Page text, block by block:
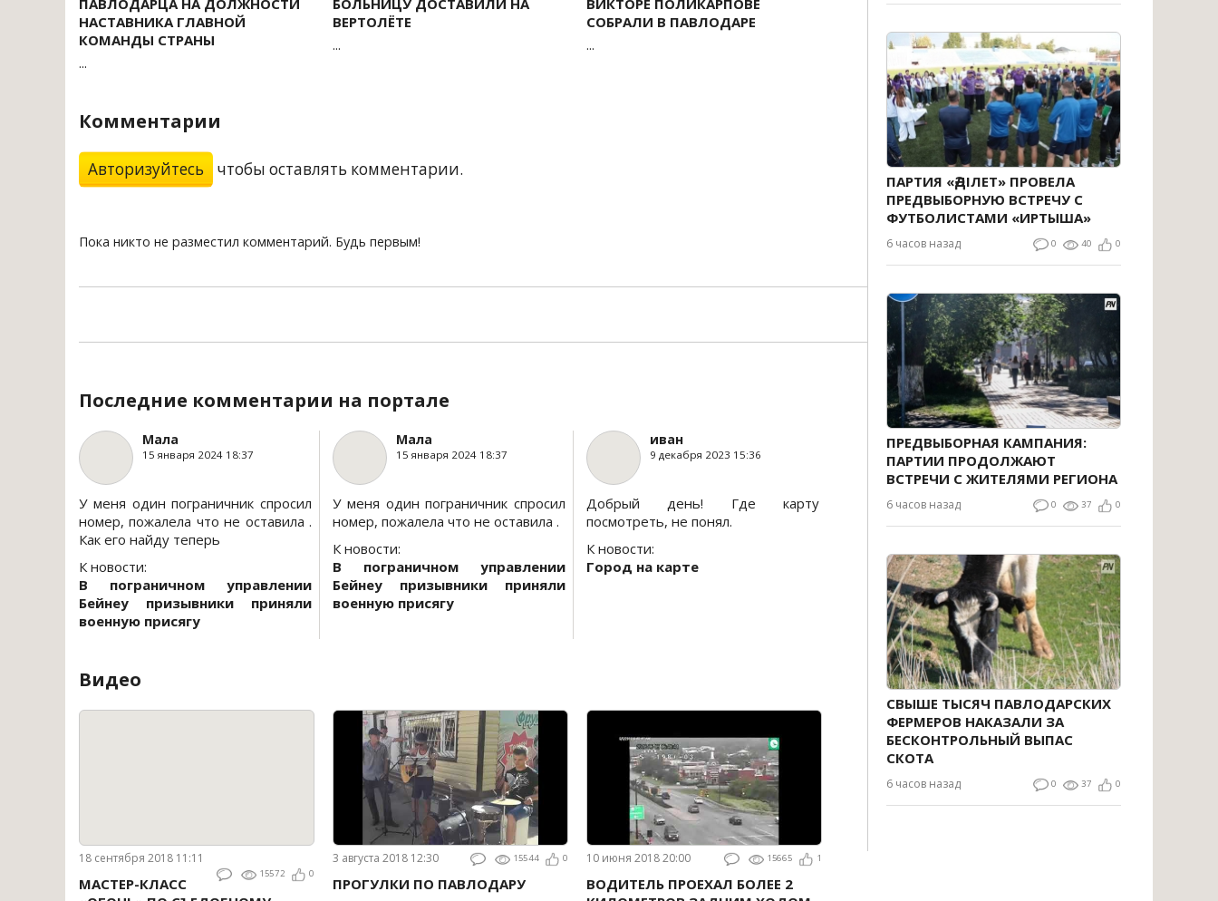
ПАРТИЯ «ӘДІЛЕТ» ПРОВЕЛА
ПРЕДВЫБОРНУЮ ВСТРЕЧУ С
ФУТБОЛИСТАМИ «ИРТЫША»
6 часов назад 0 40 0
ПРЕДВЫБОРНАЯ КАМПАНИЯ:
ПАРТИИ ПРОДОЛЖАЮТ
ВСТРЕЧИ С ЖИТЕЛЯМИ РЕГИОНА
6 часов назад 0 37 0
СВЫШЕ ТЫСЯЧ ПАВЛОДАРСКИХ
ФЕРМЕРОВ НАКАЗАЛИ ЗА
БЕСКОНТРОЛЬНЫЙ ВЫПАС
СКОТА
6 часов назад 0 37 0
ПАВЛОДАРЦА НА ДОЛЖНОСТИ
НАСТАВНИКА ГЛАВНОЙ
КОМАНДЫ СТРАНЫ
...
БОЛЬНИЦУ ДОСТАВИЛИ НА
ВЕРТОЛЁТЕ
...
ВИКТОРЕ ПОЛИКАРПОВЕ
СОБРАЛИ В ПАВЛОДАРЕ
...
Комментарии
Авторизуйтесь чтобы оставлять комментарии.
Пока никто не разместил комментарий. Будь первым!
Последние комментарии на портале
Мала
15 января 2024 18:37
У меня один пограничник спросил
номер, пожалела что не оставила .
Как его найду теперь
К новости:
В пограничном управлении
Бейнеу призывники приняли
военную присягу
Мала
15 января 2024 18:37
У меня один пограничник спросил
номер, пожалела что не оставила .
К новости:
В пограничном управлении
Бейнеу призывники приняли
военную присягу
иван
9 декабря 2023 15:36
Добрый день! Где карту
посмотреть, не понял.
К новости:
Город на карте
Видео
18 сентября 2018 11:11
15572 0
МАСТЕР-КЛАСС
3 августа 2018 12:30 15544 0
ПРОГУЛКИ ПО ПАВЛОДАРУ
10 июня 2018 20:00 15665 1
ВОДИТЕЛЬ ПРОЕХАЛ БОЛЕЕ 2